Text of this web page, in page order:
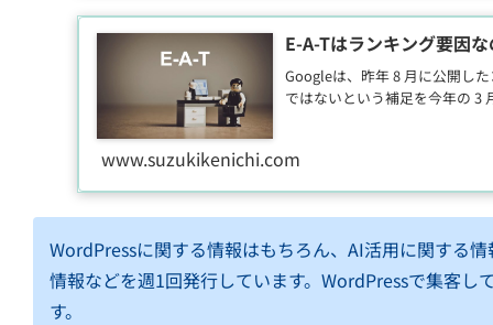
E-A-Tはランキング要因
Googleは、昨年 8 月に公開し
ではないという補足を今年の 3
www.suzukikenichi.com
WordPressに関する情報はもちろん、AI活用に関する
情報などを週1回発行しています。WordPressで集客
す。